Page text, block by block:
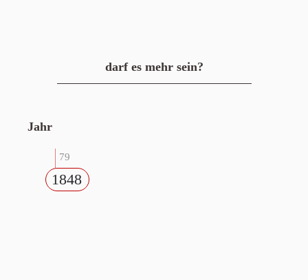
darf es mehr sein?
Jahr
79
1848